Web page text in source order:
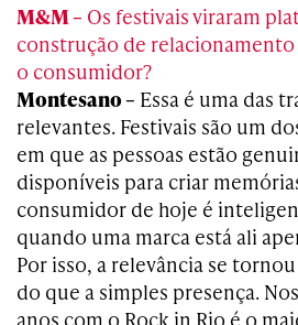
M&M – Os festivais viraram
construção de
o consumidor?
Montesano – Essa é uma das
relevantes. Festivais são um
em que as pessoas estão
disponíveis para criar
consumidor de hoje é
quando uma marca está ali
Por isso, a relevância se
do que a simples presença.
anos com o Rock in Rio é o